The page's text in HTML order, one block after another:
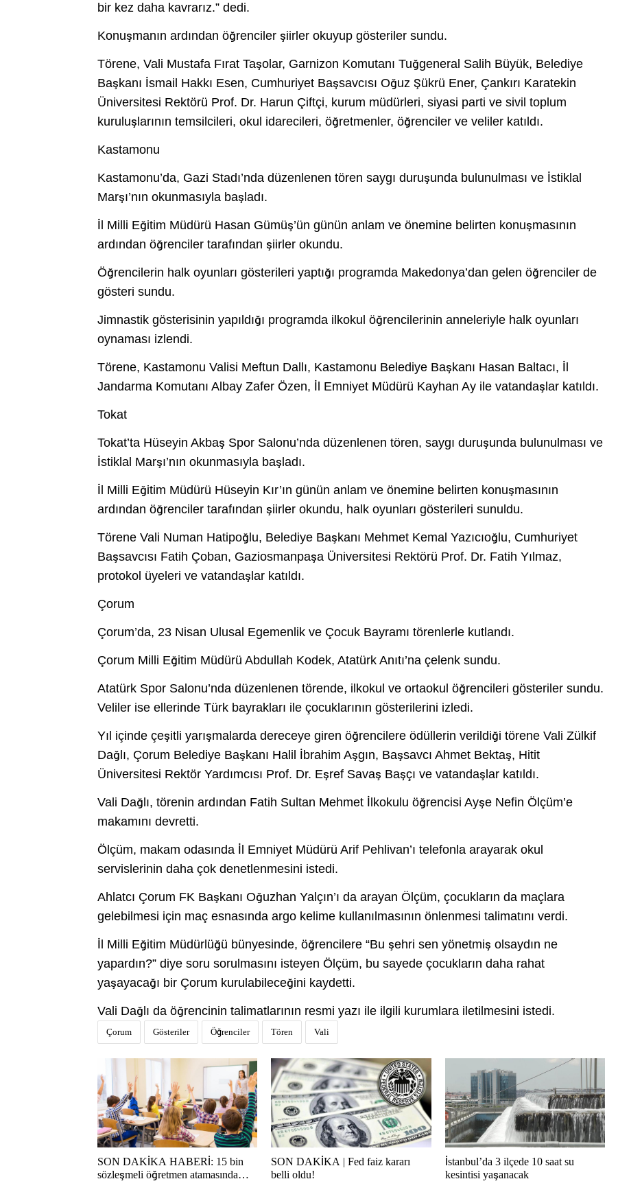
bir kez daha kavrarız.” dedi.
Konuşmanın ardından öğrenciler şiirler okuyup gösteriler sundu.
Törene, Vali Mustafa Fırat Taşolar, Garnizon Komutanı Tuğgeneral Salih Büyük, Belediye
Başkanı İsmail Hakkı Esen, Cumhuriyet Başsavcısı Oğuz Şükrü Ener, Çankırı Karatekin
Üniversitesi Rektörü Prof. Dr. Harun Çiftçi, kurum müdürleri, siyasi parti ve sivil toplum
kuruluşlarının temsilcileri, okul idarecileri, öğretmenler, öğrenciler ve veliler katıldı.
Kastamonu
Kastamonu’da, Gazi Stadı’nda düzenlenen tören saygı duruşunda bulunulması ve İstiklal
Marşı’nın okunmasıyla başladı.
İl Milli Eğitim Müdürü Hasan Gümüş’ün günün anlam ve önemine belirten konuşmasının
ardından öğrenciler tarafından şiirler okundu.
Öğrencilerin halk oyunları gösterileri yaptığı programda Makedonya’dan gelen öğrenciler de
gösteri sundu.
Jimnastik gösterisinin yapıldığı programda ilkokul öğrencilerinin anneleriyle halk oyunları
oynaması izlendi.
Törene, Kastamonu Valisi Meftun Dallı, Kastamonu Belediye Başkanı Hasan Baltacı, İl
Jandarma Komutanı Albay Zafer Özen, İl Emniyet Müdürü Kayhan Ay ile vatandaşlar katıldı.
Tokat
Tokat’ta Hüseyin Akbaş Spor Salonu’nda düzenlenen tören, saygı duruşunda bulunulması ve
İstiklal Marşı’nın okunmasıyla başladı.
İl Milli Eğitim Müdürü Hüseyin Kır’ın günün anlam ve önemine belirten konuşmasının
ardından öğrenciler tarafından şiirler okundu, halk oyunları gösterileri sunuldu.
Törene Vali Numan Hatipoğlu, Belediye Başkanı Mehmet Kemal Yazıcıoğlu, Cumhuriyet
Başsavcısı Fatih Çoban, Gaziosmanpaşa Üniversitesi Rektörü Prof. Dr. Fatih Yılmaz,
protokol üyeleri ve vatandaşlar katıldı.
Çorum
Çorum’da, 23 Nisan Ulusal Egemenlik ve Çocuk Bayramı törenlerle kutlandı.
Çorum Milli Eğitim Müdürü Abdullah Kodek, Atatürk Anıtı’na çelenk sundu.
Atatürk Spor Salonu’nda düzenlenen törende, ilkokul ve ortaokul öğrencileri gösteriler sundu.
Veliler ise ellerinde Türk bayrakları ile çocuklarının gösterilerini izledi.
Yıl içinde çeşitli yarışmalarda dereceye giren öğrencilere ödüllerin verildiği törene Vali Zülkif
Dağlı, Çorum Belediye Başkanı Halil İbrahim Aşgın, Başsavcı Ahmet Bektaş, Hitit
Üniversitesi Rektör Yardımcısı Prof. Dr. Eşref Savaş Başçı ve vatandaşlar katıldı.
Vali Dağlı, törenin ardından Fatih Sultan Mehmet İlkokulu öğrencisi Ayşe Nefin Ölçüm’e
makamını devretti.
Ölçüm, makam odasında İl Emniyet Müdürü Arif Pehlivan’ı telefonla arayarak okul
servislerinin daha çok denetlenmesini istedi.
Ahlatcı Çorum FK Başkanı Oğuzhan Yalçın’ı da arayan Ölçüm, çocukların da maçlara
gelebilmesi için maç esnasında argo kelime kullanılmasının önlenmesi talimatını verdi.
İl Milli Eğitim Müdürlüğü bünyesinde, öğrencilere “Bu şehri sen yönetmiş olsaydın ne
yapardın?” diye soru sorulmasını isteyen Ölçüm, bu sayede çocukların daha rahat
yaşayacağı bir Çorum kurulabileceğini kaydetti.
Vali Dağlı da öğrencinin talimatlarının resmi yazı ile ilgili kurumlara iletilmesini istedi.
Çorum Gösteriler Öğrenciler Tören Vali
SON DAKİKA HABERİ: 15 bin
sözleşmeli öğretmen atamasında
SON DAKİKA | Fed faiz kararı
belli oldu!
İstanbul’da 3 ilçede 10 saat su
kesintisi yaşanacak